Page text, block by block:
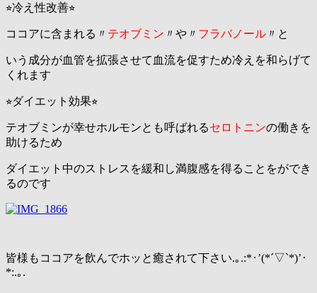
⭐︎冷え性改善⭐︎
ココアに含まれる〃 テオブミン 〃や〃 フラバノール 〃と
いう成分が血管を拡張させて血流を促すため冷えを和らげて
くれます
⭐︎ダイエット効果⭐︎
テオブミンが幸せホルモンとも呼ばれるセロトニンの働きを
助けるため
ダイエット中のストレスを緩和し満腹感を得ることをができ
るのです
皆様もココアを飲んでホッと癒されて下さい.｡.:*･’(*´▽`*)’･
*:.｡.